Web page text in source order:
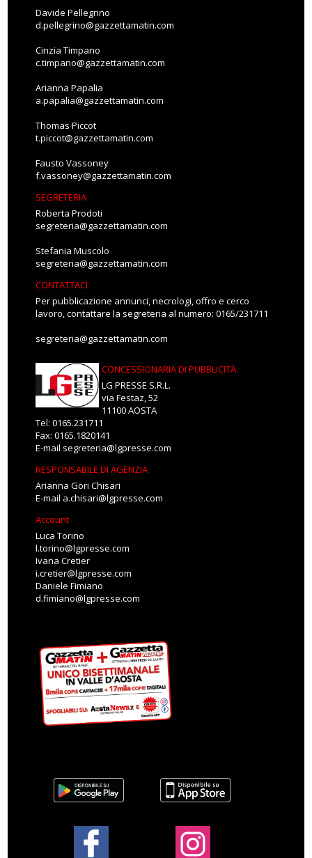
Davide Pellegrino
d.pellegrino@gazzettamatin.com
Cinzia Timpano
c.timpano@gazzettamatin.com
Arianna Papalia
a.papalia@gazzettamatin.com
Thomas Piccot
t.piccot@gazzettamatin.com
Fausto Vassoney
f.vassoney@gazzettamatin.com
SEGRETERIA
Roberta Prodoti
segreteria@gazzettamatin.com
Stefania Muscolo
segreteria@gazzettamatin.com
CONTATTACI
Per pubblicazione annunci, necrologi, offro e cerco
lavoro, contattare la segreteria al numero: 0165/231711
segreteria@gazzettamatin.com
CONCESSIONARIA DI PUBBLICITÀ
LG PRESSE S.R.L.
via Festaz, 52
11100 AOSTA
Tel: 0165.231711
Fax: 0165.1820141
E-mail segreteria@lgpresse.com
RESPONSABILE DI AGENZIA
Arianna Gori Chisari
E-mail a.chisari@lgpresse.com
Account
Luca Torino
l.torino@lgpresse.com
Ivana Cretier
i.cretier@lgpresse.com
Daniele Fimiano
d.fimiano@lgpresse.com